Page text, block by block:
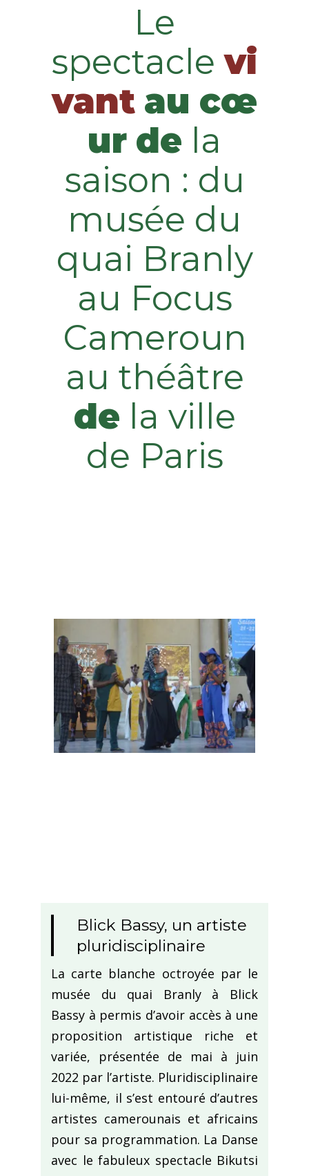
Le
spectaclevi
vant au cœ
ur de la
saison : du
musée du
quai Branly
au Focus
Cameroun
au théâtre
de la ville
de Paris
Blick Bassy, un artiste
pluridisciplinaire
La carte blanche octroyée par le
musée du quai Branly à Blick
Bassy à permis d’avoir accès à une
proposition artistique riche et
variée, présentée de mai à juin
2022 par l’artiste. Pluridisciplinaire
lui-même, il s’est entouré d’autres
artistes camerounais et africains
pour sa programmation. La Danse
avec le fabuleux spectacle Bikutsi